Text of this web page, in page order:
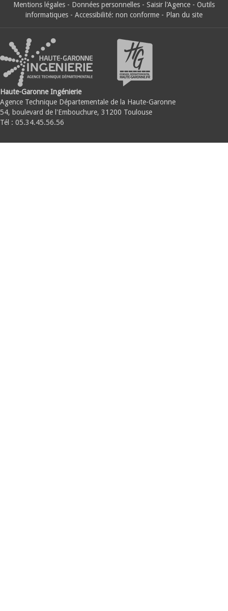
Mentions légales - Données personnelles - Saisir l'Agence - Outils
informatiques - Accessibilité: non conforme - Plan du site
Haute-Garonne Ingénierie
Agence Technique Départementale de la Haute-Garonne
54, boulevard de l'Embouchure, 31200 Toulouse
Tél : 05.34.45.56.56